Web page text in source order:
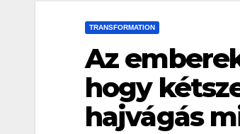
TRANSFORMATION
Az
hogy
hajvágás